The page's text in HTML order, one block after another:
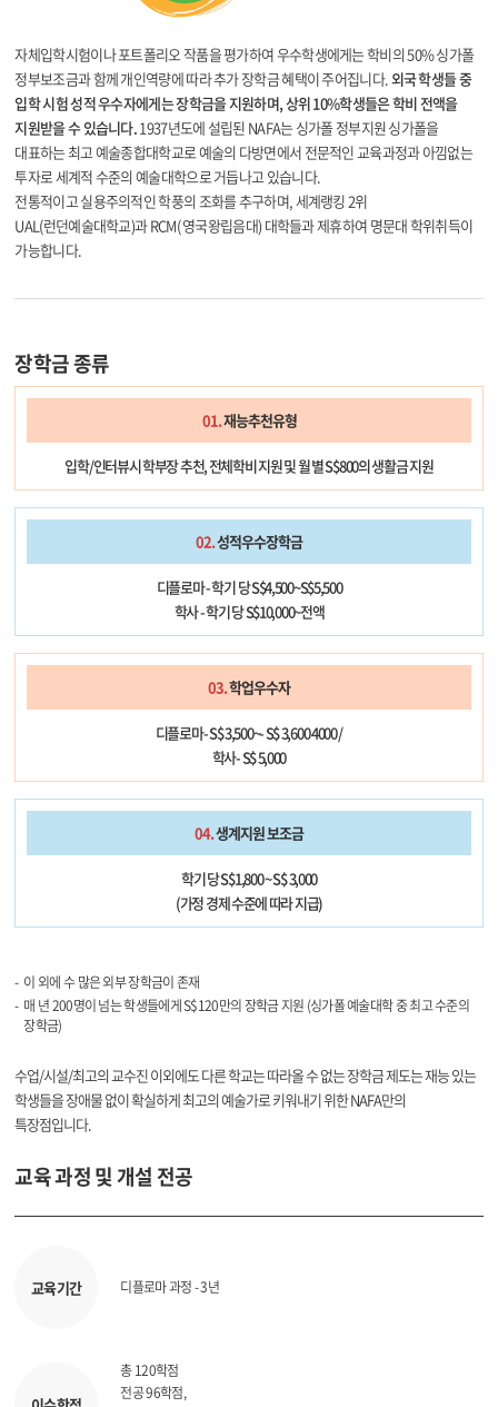
자체입학시험이나 포트폴리오 작품을 평가하여 우수학생에게는 학비의 50% 싱가폴
정부보조금과 함께 개인역량에 따라 추가 장학금 혜택이 주어집니다.외국 학생들 중
입학 시험 성적 우수자에게는 장학금을 지원하며, 상위 10%학생들은 학비 전액을
지원받을 수 있습니다.1937년도에 설립된 NAFA는 싱가폴 정부지원 싱가폴을
대표하는 최고 예술종합대학교로 예술의 다방면에서 전문적인 교육과정과 아낌없는
투자로 세계적 수준의 예술대학으로 거듭나고 있습니다.
전통적이고 실용주의적인 학풍의 조화를 추구하며, 세계랭킹 2위
UAL(런던예술대학교)과 RCM( 영국왕립음대) 대학들과 제휴하여 명문대 학위취득이
가능합니다.
장학금 종류
01.재능추천유형
입학/인터뷰시 학부장 추천, 전체학비 지원 및 월 별 S$800의 생활금 지원
02.성적우수장학금
디플로마 - 학기 당 S$4,500~S$5,500
학사 - 학기 당 S$10,000~전액
03.학업우수자
디플로마- S$ 3,500~- S$ 3,600 4000 /
학사- S$ 5,000
04.생계지원 보조금
학기 당 S$1,800 ~ S$ 3,000
(가정 경제 수준에 따라 지급)
이 외에 수 많은 외부 장학금이 존재
매 년 200명이 넘는 학생들에게 S$120만의 장학금 지원 (싱가폴 예술대학 중 최고 수준의
장학금)
수업/시설/최고의 교수진 이외에도 다른 학교는 따라올 수 없는 장학금 제도는 재능 있는
학생들을 장애물 없이 확실하게 최고의 예술가로 키워내기 위한 NAFA만의
특장점입니다.
교육 과정 및 개설 전공
교육기간 디플로마 과정 - 3년
총 120학점
전공 96학점,